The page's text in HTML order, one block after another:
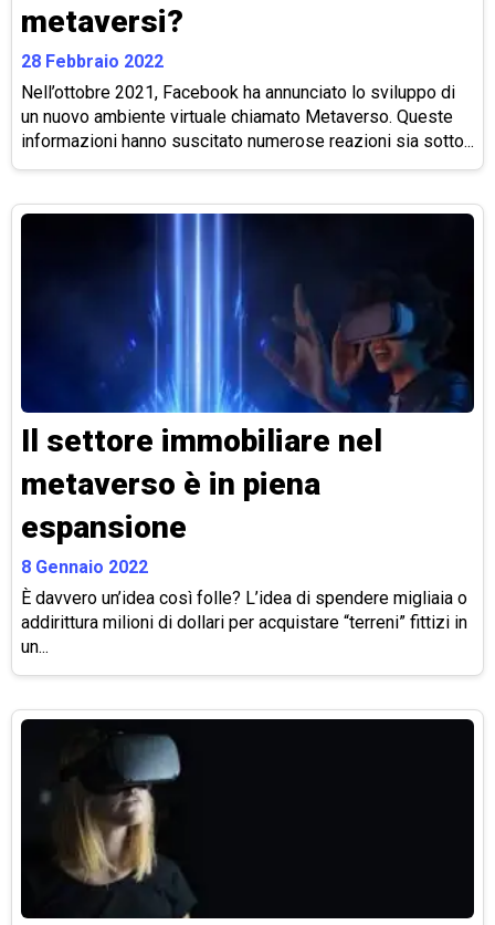
metaversi?
28 Febbraio 2022
Nell’ottobre 2021, Facebook ha annunciato lo sviluppo di
un nuovo ambiente virtuale chiamato Metaverso. Queste
informazioni hanno suscitato numerose reazioni sia sotto...
Il settore immobiliare nel
metaverso è in piena
espansione
8 Gennaio 2022
È davvero un’idea così folle? L’idea di spendere migliaia o
addirittura milioni di dollari per acquistare “terreni” fittizi in
un...